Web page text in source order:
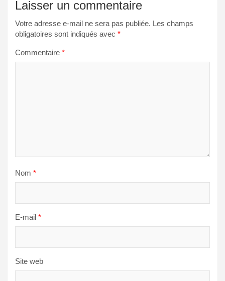
Laisser un commentaire
Votre adresse e-mail ne sera pas publiée. Les champs
obligatoires sont indiqués avec *
Commentaire *
Nom *
E-mail *
Site web